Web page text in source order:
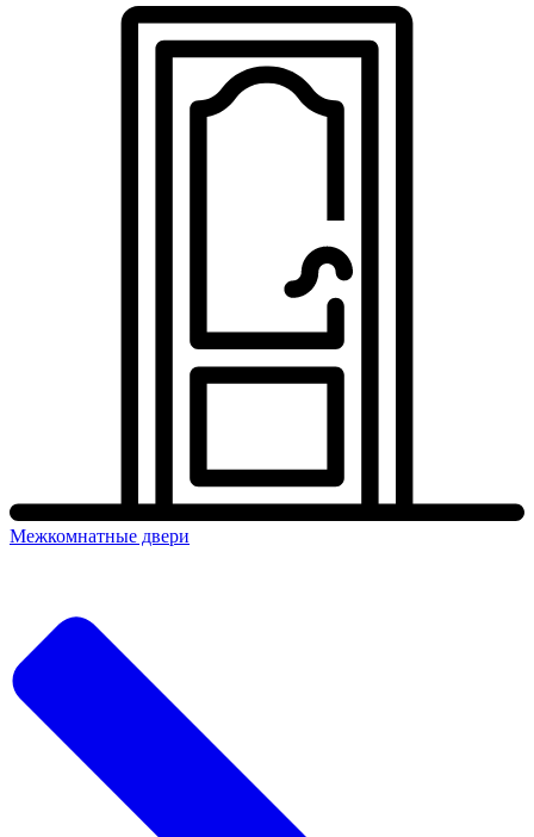
Межкомнатные двери